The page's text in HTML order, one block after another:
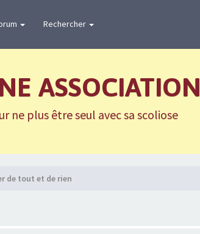
Rechercher
ASSOCIATION
ne plus être seul avec sa scoliose
de tout et de rien